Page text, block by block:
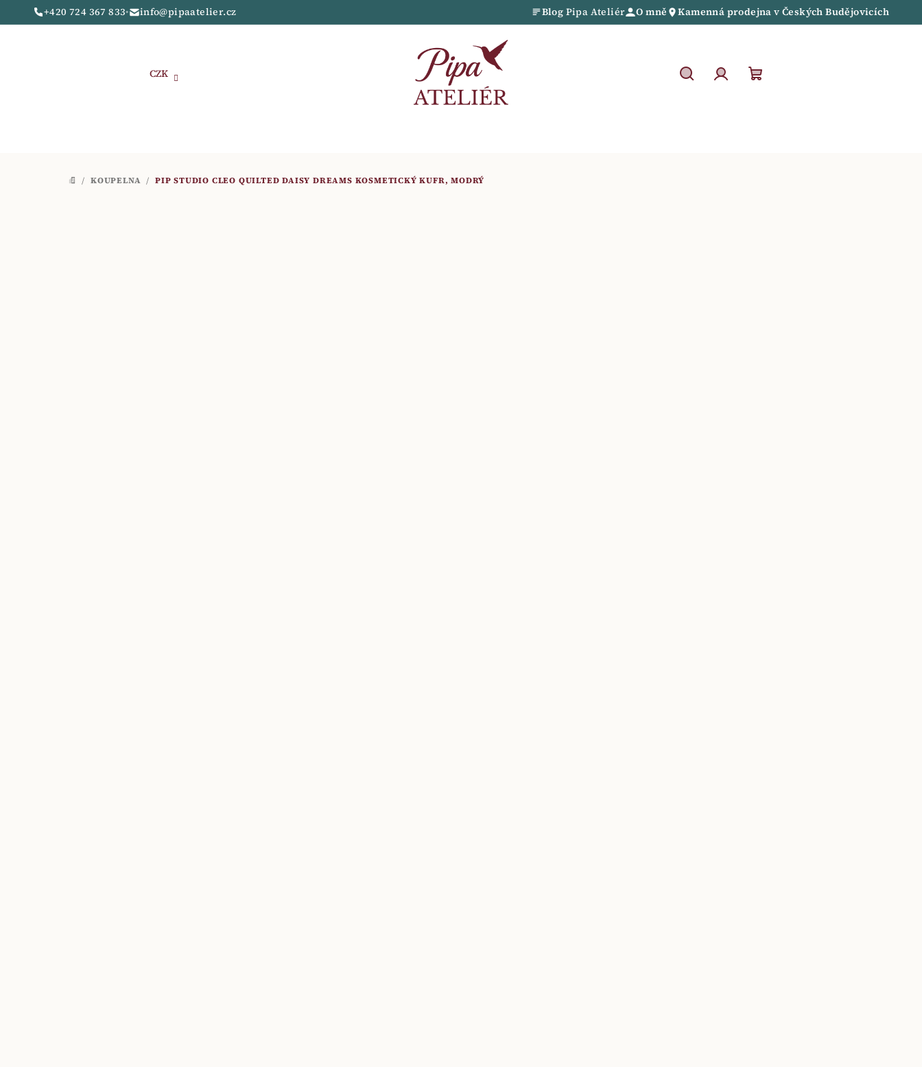
na
+420 724 367 833• info@pipaatelier.cz Blog Pipa Ateliér O mně Kamenná prodejna v Českých Budějovicích
CZK
DOMŮ
/ KOUPELNA / PIP STUDIO CLEO QUILTED DAISY DREAMS KOSMETICKÝ KUFR, MODRÝ